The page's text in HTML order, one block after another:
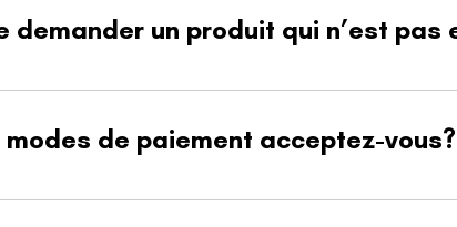
demander un produit qui n’est pas
accès à plusieurs fournisseurs et pouvons le
modes de paiement acceptez-vous?
les paiements par carte de crédit(Mastercard et